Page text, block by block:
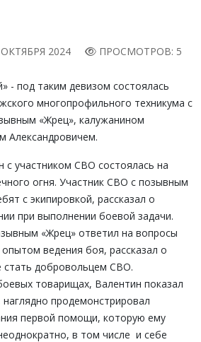
2024 ПРОСМОТРОВ: 5
под таким девизом состоялась
многопрофильного техникума с
«Жрец», калужанином
Александровичем.
с участником СВО состоялась на
огня. Участник СВО с позывным
с экипировкой, рассказал о
при выполнении боевой задачи.
«Жрец» ответил на вопросы
ведения боя, рассказал о
добровольцем СВО.
товарищах, Валентин показал
продемонстрировал
первой помощи, которую ему
в том числе и себе